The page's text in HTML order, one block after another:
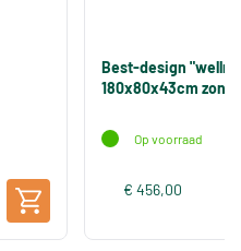
Best-design
180x80x43cm
Op voorraad
€ 456,00